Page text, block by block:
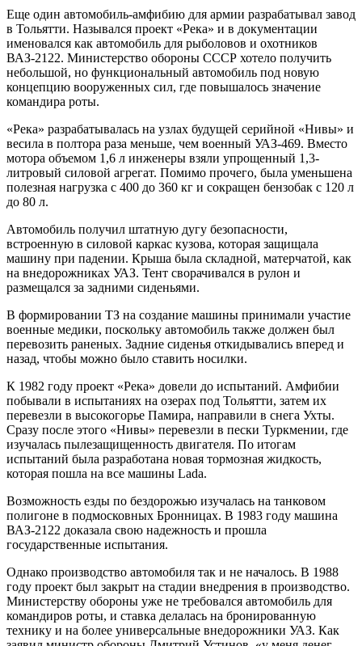
Еще один автомобиль-амфибию для армии разрабатывал завод
в Тольятти. Назывался проект «Река» и в документации
именовался как автомобиль для рыболовов и охотников
ВАЗ-2122. Министерство обороны СССР хотело получить
небольшой, но функциональный автомобиль под новую
концепцию вооруженных сил, где повышалось значение
командира роты.
«Река» разрабатывалась на узлах будущей серийной «Нивы» и
весила в полтора раза меньше, чем военный УАЗ-469. Вместо
мотора объемом 1,6 л инженеры взяли упрощенный 1,3-
литровый силовой агрегат. Помимо прочего, была уменьшена
полезная нагрузка с 400 до 360 кг и сокращен бензобак с 120 л
до 80 л.
Автомобиль получил штатную дугу безопасности,
встроенную в силовой каркас кузова, которая защищала
машину при падении. Крыша была складной, матерчатой, как
на внедорожниках УАЗ. Тент сворачивался в рулон и
размещался за задними сиденьями.
В формировании ТЗ на создание машины принимали участие
военные медики, поскольку автомобиль также должен был
перевозить раненых. Задние сиденья откидывались вперед и
назад, чтобы можно было ставить носилки.
К 1982 году проект «Река» довели до испытаний. Амфибии
побывали в испытаниях на озерах под Тольятти, затем их
перевезли в высокогорье Памира, направили в снега Ухты.
Сразу после этого «Нивы» перевезли в пески Туркмении, где
изучалась пылезащищенность двигателя. По итогам
испытаний была разработана новая тормозная жидкость,
которая пошла на все машины Lada.
Возможность езды по бездорожью изучалась на танковом
полигоне в подмосковных Бронницах. В 1983 году машина
ВАЗ-2122 доказала свою надежность и прошла
государственные испытания.
Однако производство автомобиля так и не началось. В 1988
году проект был закрыт на стадии внедрения в производство.
Министерству обороны уже не требовался автомобиль для
командиров роты, и ставка делалась на бронированную
технику и на более универсальные внедорожники УАЗ. Как